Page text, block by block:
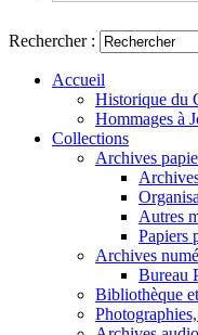
Rechercher :
Accueil
Historique du
Hommages à
Collections
Archives
Autres
Papiers
Archives
Bureau
Bibliothèque